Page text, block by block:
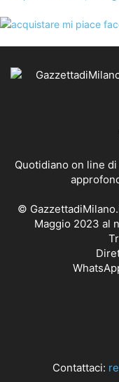
Quotidiano on line
©
Maggio 2023 al
Contattaci: